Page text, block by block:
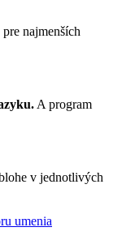
najmenších
A program
v jednotlivých
umenia